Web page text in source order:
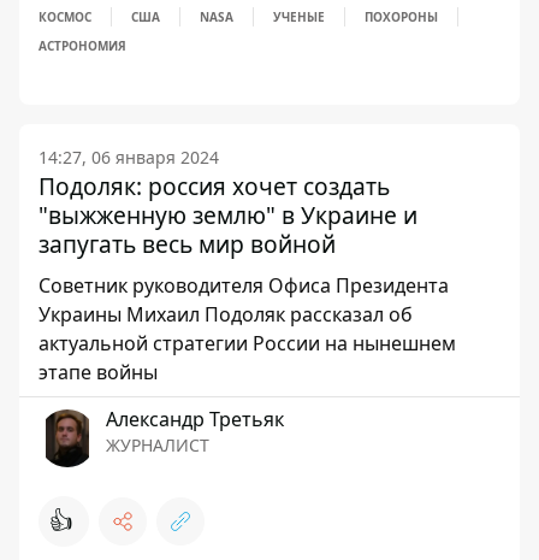
КОСМОС США NASA УЧЕНЫЕ
ПОХОРОНЫ
АСТРОНОМИЯ
14:27, 06 января 2024
Подоляк: россия хочет создать
"выжженную землю" в Украине и
запугать весь мир войной
Советник руководителя Офиса Президента
Украины Михаил Подоляк рассказал об
актуальной стратегии России на нынешнем
этапе войны
Александр Третьяк
ЖУРНАЛИСТ
👍